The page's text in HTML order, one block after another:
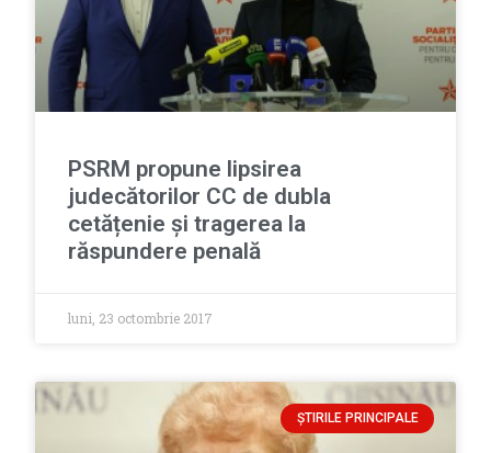
PSRM propune lipsirea
judecătorilor CC de dubla
cetățenie și tragerea la
răspundere penală
luni, 23 octombrie 2017
ȘTIRILE PRINCIPALE